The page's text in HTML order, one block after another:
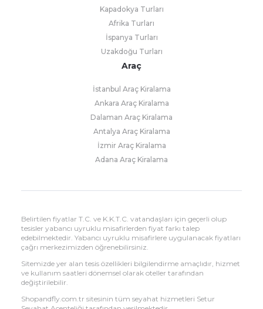
Kapadokya Turları
Afrika Turları
İspanya Turları
Uzakdoğu Turları
Araç
İstanbul Araç Kiralama
Ankara Araç Kiralama
Dalaman Araç Kiralama
Antalya Araç Kiralama
İzmir Araç Kiralama
Adana Araç Kiralama
Belirtilen fiyatlar T.C. ve K.K.T.C. vatandaşları için geçerli olup
tesisler yabancı uyruklu misafirlerden fiyat farkı talep
edebilmektedir. Yabancı uyruklu misafirlere uygulanacak fiyatları
çağrı merkezimizden öğrenebilirsiniz.
Sitemizde yer alan tesis özellikleri bilgilendirme amaçlıdır, hizmet
ve kullanım saatleri dönemsel olarak oteller tarafından
değiştirilebilir.
Shopandfly.com.tr sitesinin tüm seyahat hizmetleri Setur